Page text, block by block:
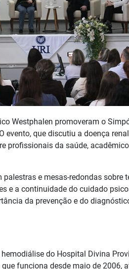
Westphalen promoveram o
evento, que discutiu a doença
profissionais da saúde,
e mesas-redondas sobre
e a continuidade do cuidado
da prevenção e do
do Hospital Divina
funciona desde maio de 2006,